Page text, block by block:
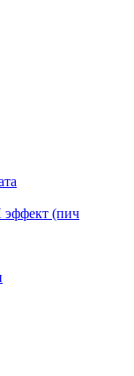
эффект (пич